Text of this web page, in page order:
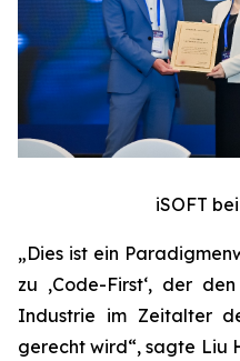
iSOFT
„Dies ist ein
zu ‚Code-First‘, der
Industrie im Zeitalter
gerecht wird“, sagte Liu